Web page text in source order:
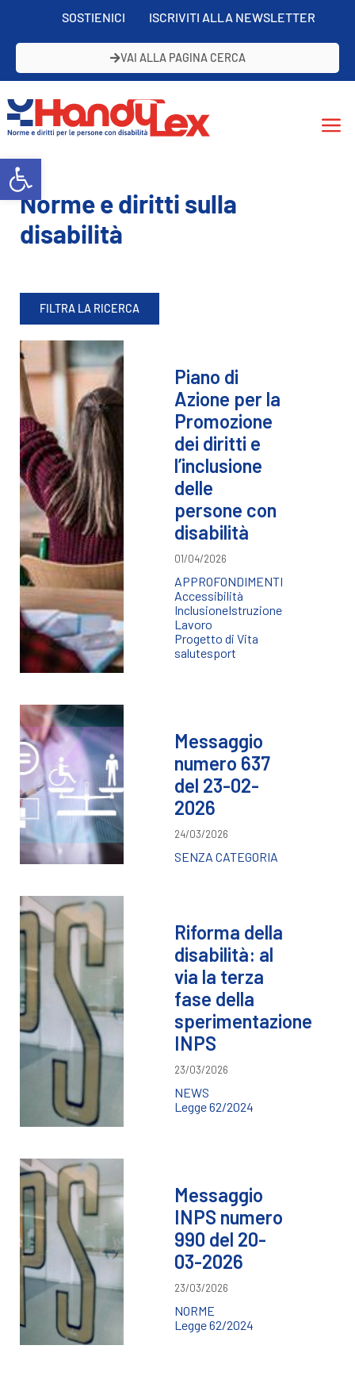
Open toolbar
SOSTIENICI ISCRIVITI ALLA NEWSLETTER
VAI ALLA PAGINA CERCA
Norme e diritti sulla
disabilità
FILTRA LA RICERCA
Piano di
Azione per la
Promozione
dei diritti e
l’inclusione
delle
persone con
disabilità
01/04/2026
APPROFONDIMENTI
Accessibilità
InclusioneIstruzione
Lavoro
Progetto di Vita
salutesport
Messaggio
numero 637
del 23-02-
2026
24/03/2026
SENZA CATEGORIA
Riforma della
disabilità: al
via la terza
fase della
sperimentazione
INPS
23/03/2026
NEWS
Legge 62/2024
Messaggio
INPS numero
990 del 20-
03-2026
23/03/2026
NORME
Legge 62/2024